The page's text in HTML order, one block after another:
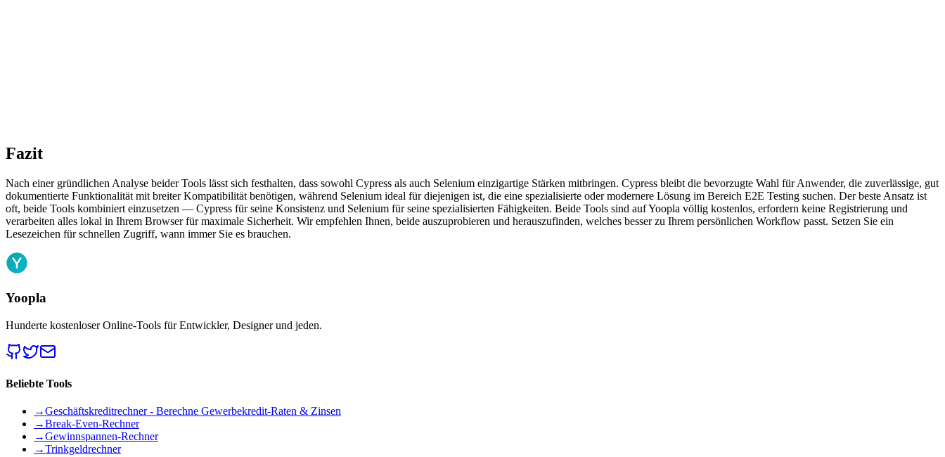
Fazit
Nach einer gründlichen Analyse beider Tools lässt sich festhalten, dass sowohl Cypress als auch Selenium einzigartige Stärken mitbringen. Cypress bleibt die bevorzugte Wahl für Anwender, die zuverlässige, gut
dokumentierte Funktionalität mit breiter Kompatibilität benötigen, während Selenium ideal für diejenigen ist, die eine spezialisierte oder modernere Lösung im Bereich E2E Testing suchen. Der beste Ansatz ist
oft, beide Tools kombiniert einzusetzen — Cypress für seine Konsistenz und Selenium für seine spezialisierten Fähigkeiten. Beide Tools sind auf Yoopla völlig kostenlos, erfordern keine Registrierung und
verarbeiten alles lokal in Ihrem Browser für maximale Sicherheit. Wir empfehlen Ihnen, beide auszuprobieren und herauszufinden, welches besser zu Ihrem persönlichen Workflow passt. Setzen Sie ein
Lesezeichen für schnellen Zugriff, wann immer Sie es brauchen.
Yoopla
Hunderte kostenloser Online-Tools für Entwickler, Designer und jeden.
Beliebte Tools
→Geschäftskreditrechner - Berechne Gewerbekredit-Raten & Zinsen
→Break-Even-Rechner
→Gewinnspannen-Rechner
→Trinkgeldrechner